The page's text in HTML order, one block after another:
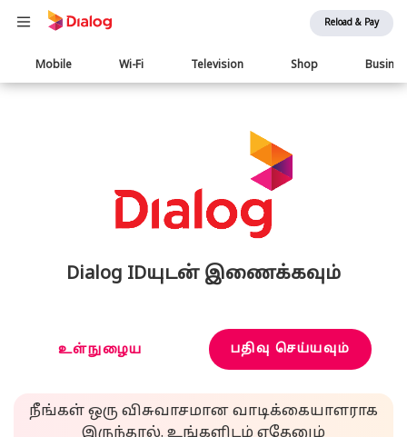
Reload & Pay
Main
navigation
Mobile Wi-Fi Television Shop
Dialog IDயுடன் இணைக்கவும்
உள்நுழைய பதிவு செய்யவும்
நீங்கள் ஒரு விசுவாசமான வாடிக்கையாளராக